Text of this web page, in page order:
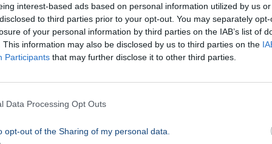
interest-based ads based on personal information utilized by us
to third parties prior to your opt-out. You may separately
of your personal information by third parties on the IAB’s list of
This information may also be disclosed by us to third parties on the
Participants that may further disclose it to other third parties.
Data Processing Opt Outs
opt-out of the Sharing of my personal data.
a kormány